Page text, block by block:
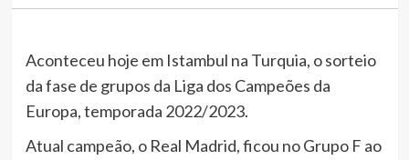
Aconteceu hoje em Istambul na Turquia, o sorteio
da fase de grupos da Liga dos Campeões da
Europa, temporada 2022/2023.
Atual campeão, o Real Madrid, ficou no Grupo F ao